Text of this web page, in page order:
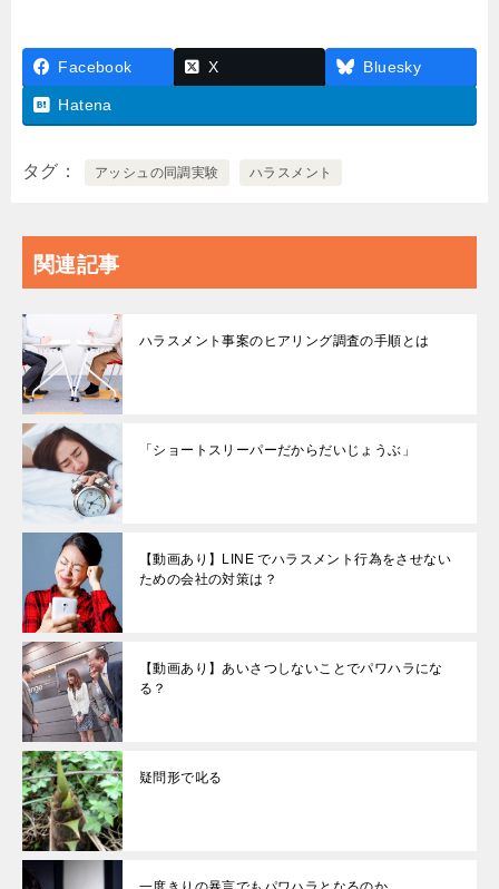
Facebook X Bluesky
Hatena
タグ アッシュの同調実験 ハラスメント
関連記事
ハラスメント事案のヒアリング調査の手順とは
「ショートスリーパーだからだいじょうぶ」
【動画あり】LINE でハラスメント行為をさせない
ための会社の対策は？
【動画あり】あいさつしないことでパワハラにな
る？
疑問形で叱る